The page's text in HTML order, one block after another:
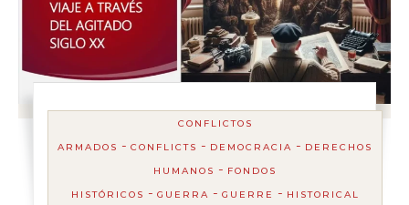
CONFLICTOS
ARMADOS -CONFLICTS - DEMOCRACIA - DERECHOS
HUMANOS - FONDOS
HISTÓRICOS - GUERRA - GUERRE - HISTORICAL